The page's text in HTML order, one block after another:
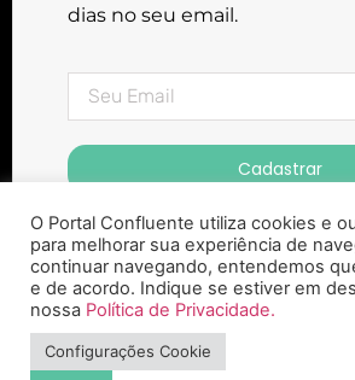
dias no seu email.
Cadastrar
Portal Confluente ®
os Direitos
O Portal Confluente utiliza cookies e
para melhorar sua experiência de
continuar navegando, entendemos
e de acordo. Indique se estiver em
nossa Política de Privacidade.
Configurações Cookie